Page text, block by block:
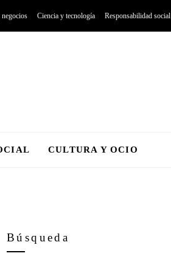
Ciencia y tecnología Responsabilidad social
CULTURA Y OCIO
Búsqueda